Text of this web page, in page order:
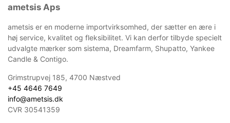
ametsis Aps
ametsis er en moderne importvirksomhed, der sætter en ære i
høj service, kvalitet og fleksibilitet. Vi kan derfor tilbyde specielt
udvalgte mærker som sistema, Dreamfarm, Shupatto, Yankee
Candle & Contigo.
Grimstrupvej 185, 4700 Næstved
+45 4646 7649
info@ametsis.dk
CVR 30541359